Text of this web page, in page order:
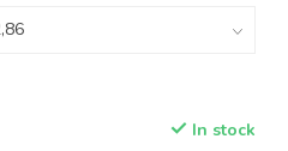
In stock